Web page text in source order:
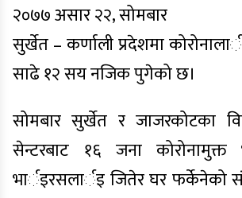
२०७७ असार २२, सोमबार
सुर्खेत – कर्णाली प्रदेशमा
साढे १२ सय नजिक पुगेको छ।
सोमबार सुर्खेत र जाजरकोटका
सेन्टरबाट १६ जना
भार्इरसलार्इ जितेर घर फर्केनेको